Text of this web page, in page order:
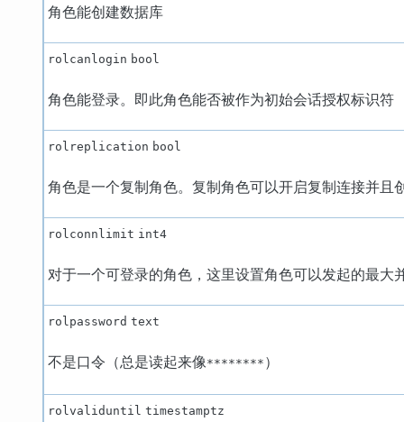
角色能创建数据库
rolcanlogin bool
角色能登录。即此角色能否被作为初始会话授权标识符
rolreplication bool
角色是一个复制角色。复制角色可以开启复制连接并且
rolconnlimit int4
对于一个可登录的角色，这里设置角色可以发起的最大
rolpassword text
不是口令（总是读起来像******** ）
rolvaliduntil timestamptz